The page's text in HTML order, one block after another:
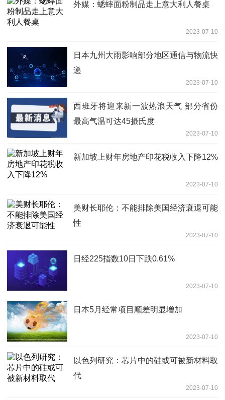
外媒：蟋蟀面粉制品走上意大利人餐桌
2023-07-10
日本九州大雨影响部分地区通信与物流快
递
2023-07-10
西班牙将迎来新一波热浪天气 部分省份
最高气温可达45摄氏度
2023-07-10
新加坡上财年房地产印花税收入下降12%
2023-07-10
美财长耶伦：不能排除美国经济衰退可能
性
2023-07-10
日经225指数10日下跌0.61%
2023-07-10
日本5月经常项目顺差明显增加
2023-07-10
以色列研究：芯片中的硅或可被新材料取
代
2023-07-10